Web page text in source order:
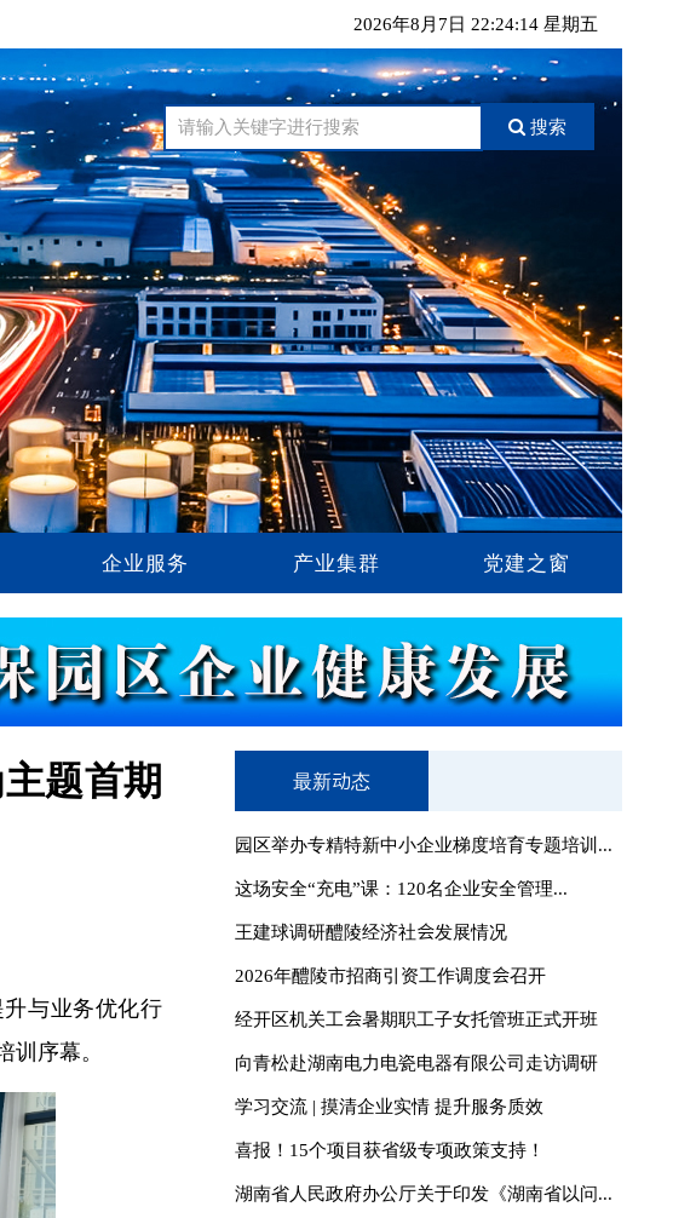
2026年8月7日 22:24:15 星期五
搜索
企业服务 产业集群 党建之窗
题首期
与业务优化行
序幕。
最新动态
园区举办专精特新中小企业梯度培育专题培训...
这场安全“充电”课：120名企业安全管理...
王建球调研醴陵经济社会发展情况
2026年醴陵市招商引资工作调度会召开
经开区机关工会暑期职工子女托管班正式开班
向青松赴湖南电力电瓷电器有限公司走访调研
学习交流 | 摸清企业实情 提升服务质效
喜报！15个项目获省级专项政策支持！
湖南省人民政府办公厅关于印发《湖南省以问...